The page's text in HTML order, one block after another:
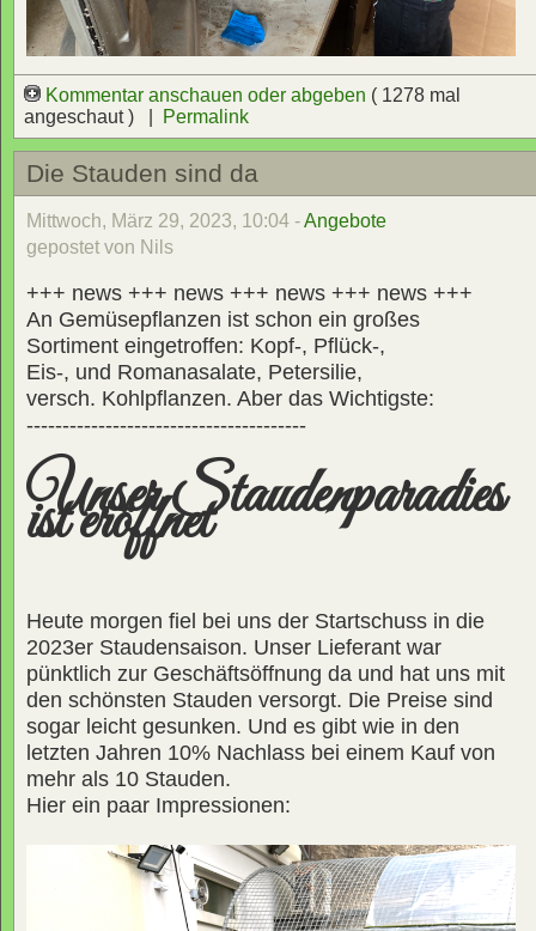
Kommentar anschauen oder abgeben ( 1278 mal
angeschaut ) |
Permalink
Die Stauden sind da
Mittwoch, März 29, 2023, 10:04 -Angebote
gepostet von Nils
+++ news +++ news +++ news +++ news +++
An Gemüsepflanzen ist schon ein großes
Sortiment eingetroffen: Kopf-, Pflück-,
Eis-, und Romanasalate, Petersilie,
versch. Kohlpflanzen. Aber das Wichtigste:
---------------------------------------
Unser Staudenparadies
ist eröffnet
Heute morgen fiel bei uns der Startschuss in die
2023er Staudensaison. Unser Lieferant war
pünktlich zur Geschäftsöffnung da und hat uns mit
den schönsten Stauden versorgt. Die Preise sind
sogar leicht gesunken. Und es gibt wie in den
letzten Jahren 10% Nachlass bei einem Kauf von
mehr als 10 Stauden.
Hier ein paar Impressionen: